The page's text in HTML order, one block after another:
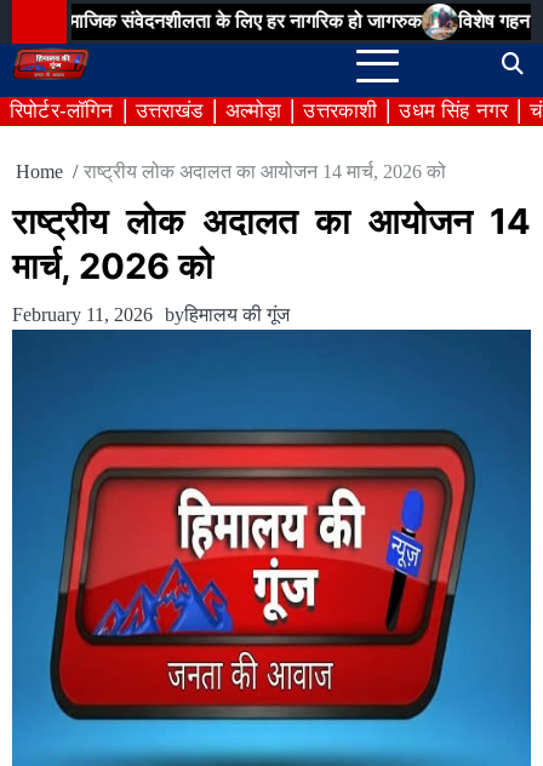
to
content
संवेदनशीलता के लिए हर नागरिक हो जागरुक विशेष गहन पुनरीक्षण
रिपोर्टर-लॉगिन उत्तराखंड अल्मोड़ा उत्तरकाशी उधम सिंह नगर
Home राष्ट्रीय लोक अदालत का आयोजन 14 मार्च, 2026 को
राष्ट्रीय लोक अदालत का आयोजन 14
मार्च, 2026 को
February 11, 2026 byहिमालय की गूंज